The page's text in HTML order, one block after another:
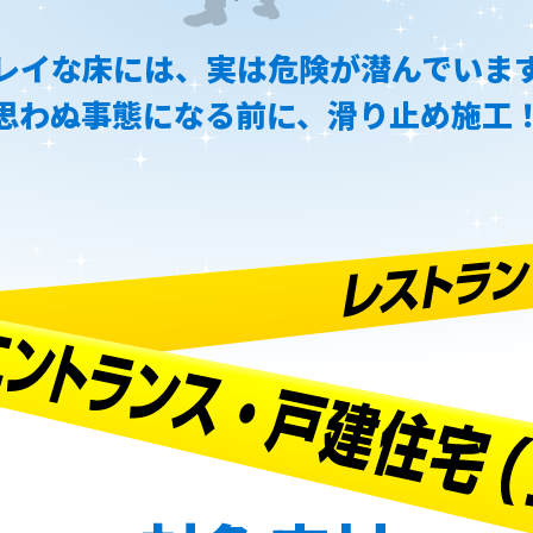
イな床には、実は危険が潜んでいま
わぬ事態になる前に、滑り止め施工